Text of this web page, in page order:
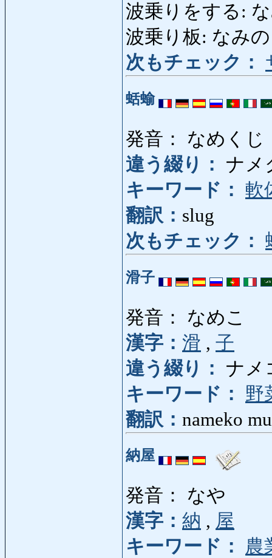
波乗りをする:
波乗り板: なみ
次もチェック：
蛞蝓
発音： なめくじ
違う綴り：
ナメ
キーワード： 軟
翻訳： slug
次もチェック：
滑子
発音： なめこ
漢字： 滑 , 子
違う綴り：
ナメ
キーワード：
野
翻訳： nameko
納屋
発音： なや
漢字： 納 , 屋
キーワード：
農